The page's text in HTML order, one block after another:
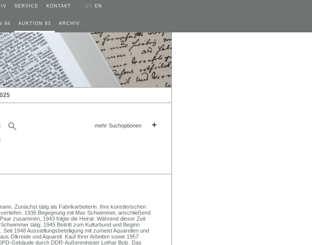
SERVICE KONTAKT DE EN
84 AUKTION 83 ARCHIV
mehr Suchoptionen +
Zunächst tätig als Fabrikarbeiterin. Ihre künstlerischen
1936 Begegnung mit Max Schwimmer, anschließend
zusammen, 1943 folgte die Heirat. Während dieser Zeit
tätig. 1945 Beitritt zum Kulturbund und Beginn
1948 Ausstellungsbeteiligung mit zumeist Aquarellen und
Ölkreide und Aquarell. Kauf Ihrer Arbeiten sowie 1957
Gebäude durch DDR-Außenminister Lothar Bolz. Das